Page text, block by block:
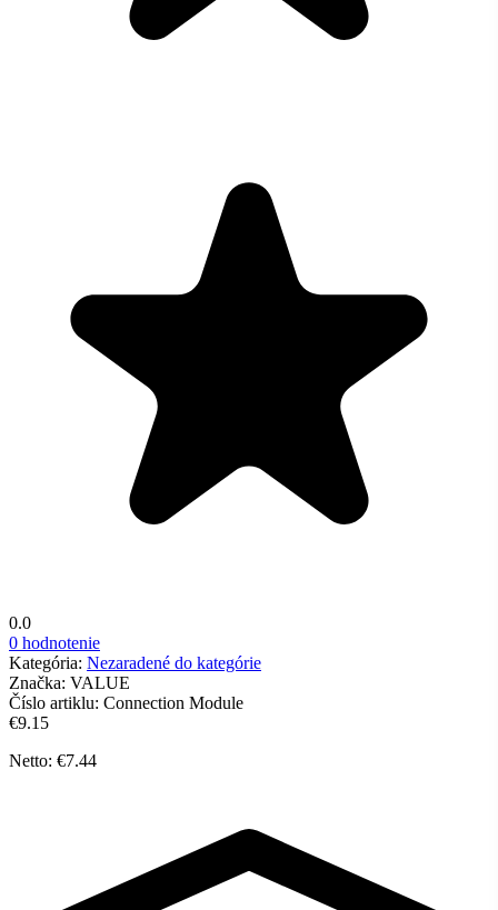
0.0
0 hodnotenie
Kategória: Nezaradené do kategórie
Značka: VALUE
Číslo artiklu: Connection Module
€9.15
Netto: €7.44